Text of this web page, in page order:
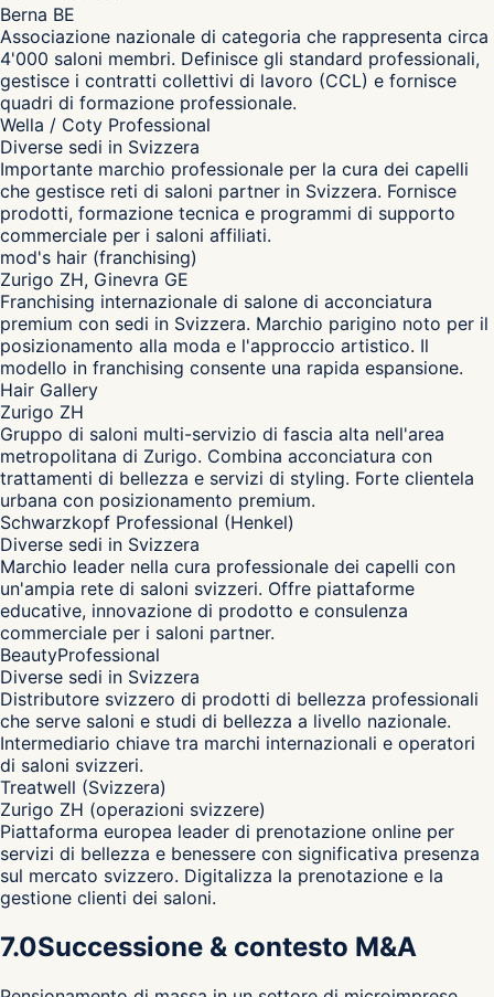
Berna BE
Associazione nazionale di categoria che rappresenta circa
4'000 saloni membri. Definisce gli standard professionali,
gestisce i contratti collettivi di lavoro (CCL) e fornisce
quadri di formazione professionale.
Wella / Coty Professional
Diverse sedi in Svizzera
Importante marchio professionale per la cura dei capelli
che gestisce reti di saloni partner in Svizzera. Fornisce
prodotti, formazione tecnica e programmi di supporto
commerciale per i saloni affiliati.
mod's hair (franchising)
Zurigo ZH, Ginevra GE
Franchising internazionale di salone di acconciatura
premium con sedi in Svizzera. Marchio parigino noto per il
posizionamento alla moda e l'approccio artistico. Il
modello in franchising consente una rapida espansione.
Hair Gallery
Zurigo ZH
Gruppo di saloni multi-servizio di fascia alta nell'area
metropolitana di Zurigo. Combina acconciatura con
trattamenti di bellezza e servizi di styling. Forte clientela
urbana con posizionamento premium.
Schwarzkopf Professional (Henkel)
Diverse sedi in Svizzera
Marchio leader nella cura professionale dei capelli con
un'ampia rete di saloni svizzeri. Offre piattaforme
educative, innovazione di prodotto e consulenza
commerciale per i saloni partner.
BeautyProfessional
Diverse sedi in Svizzera
Distributore svizzero di prodotti di bellezza professionali
che serve saloni e studi di bellezza a livello nazionale.
Intermediario chiave tra marchi internazionali e operatori
di saloni svizzeri.
Treatwell (Svizzera)
Zurigo ZH (operazioni svizzere)
Piattaforma europea leader di prenotazione online per
servizi di bellezza e benessere con significativa presenza
sul mercato svizzero. Digitalizza la prenotazione e la
gestione clienti dei saloni.
7.0Successione & contesto M&A